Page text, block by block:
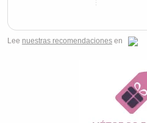
Lee nuestras recomendaciones en